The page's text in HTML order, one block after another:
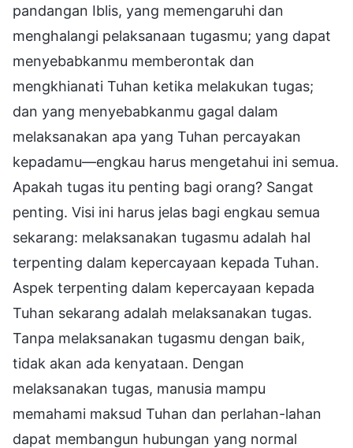
pandangan Iblis, yang memengaruhi dan
menghalangi pelaksanaan tugasmu; yang dapat
menyebabkanmu memberontak dan
mengkhianati Tuhan ketika melakukan tugas;
dan yang menyebabkanmu gagal dalam
melaksanakan apa yang Tuhan percayakan
kepadamu—engkau harus mengetahui ini semua.
Apakah tugas itu penting bagi orang? Sangat
penting. Visi ini harus jelas bagi engkau semua
sekarang: melaksanakan tugasmu adalah hal
terpenting dalam kepercayaan kepada Tuhan.
Aspek terpenting dalam kepercayaan kepada
Tuhan sekarang adalah melaksanakan tugas.
Tanpa melaksanakan tugasmu dengan baik,
tidak akan ada kenyataan. Dengan
melaksanakan tugas, manusia mampu
memahami maksud Tuhan dan perlahan-lahan
dapat membangun hubungan yang normal